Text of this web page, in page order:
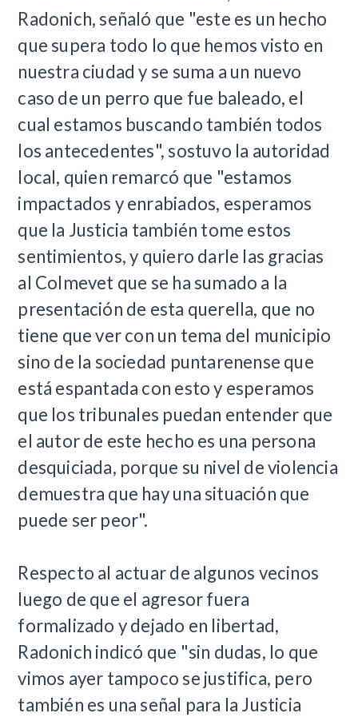
Radonich, señaló que "este es un hecho
que supera todo lo que hemos visto en
nuestra ciudad y se suma a un nuevo
caso de un perro que fue baleado, el
cual estamos buscando también todos
los antecedentes", sostuvo la autoridad
local, quien remarcó que "estamos
impactados y enrabiados, esperamos
que la Justicia también tome estos
sentimientos, y quiero darle las gracias
al Colmevet que se ha sumado a la
presentación de esta querella, que no
tiene que ver con un tema del municipio
sino de la sociedad puntarenense que
está espantada con esto y esperamos
que los tribunales puedan entender que
el autor de este hecho es una persona
desquiciada, porque su nivel de violencia
demuestra que hay una situación que
puede ser peor".
Respecto al actuar de algunos vecinos
luego de que el agresor fuera
formalizado y dejado en libertad,
Radonich indicó que "sin dudas, lo que
vimos ayer tampoco se justifica, pero
también es una señal para la Justicia